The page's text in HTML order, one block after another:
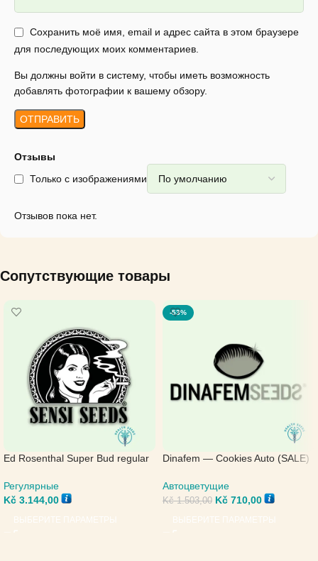
Отзывы
Только с изображениями
Отзывов пока нет.
Сохранить моё имя, email и адрес сайта в этом браузере
для последующих моих комментариев.
Вы должны войти в систему, чтобы иметь возможность
добавлять фотографии к вашему обзору.
Сопутствующие товары
Ed Rosenthal Super Bud regular
Регулярные
Kč 3.144,00
-53%
Dinafem — Cookies Auto (SALE)
Автоцветущие
Kč1.503,00 Kč 710,00
ВЫБЕРИТЕ ПАРАМЕТРЫ